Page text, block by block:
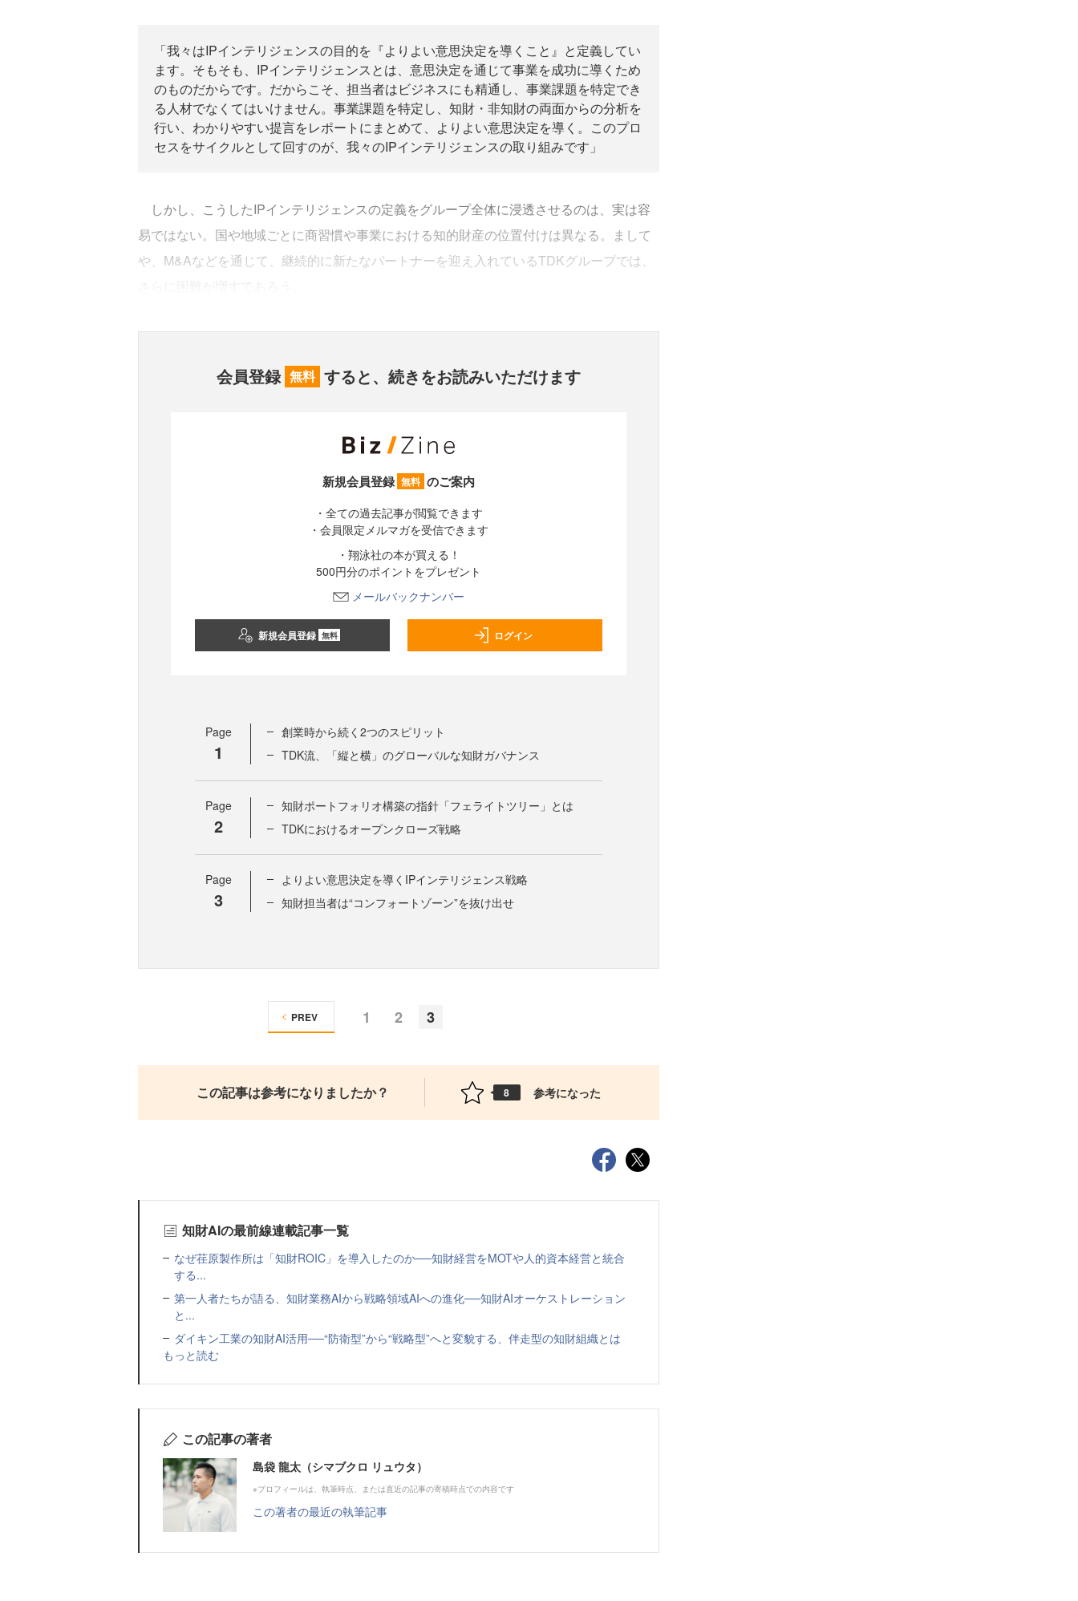
「我々はIPインテリジェンスの目的を『よりよい意思決定を導くこと』と定義してい
ます。そもそも、IPインテリジェンスとは、意思決定を通じて事業を成功に導くため
のものだからです。だからこそ、担当者はビジネスにも精通し、事業課題を特定でき
る人材でなくてはいけません。事業課題を特定し、知財・非知財の両面からの分析を
行い、わかりやすい提言をレポートにまとめて、よりよい意思決定を導く。このプロ
セスをサイクルとして回すのが、我々のIPインテリジェンスの取り組みです」
しかし、こうしたIPインテリジェンスの定義をグループ全体に浸透させるのは、実は容
易ではない。国や地域ごとに商習慣や事業における知的財産の位置付けは異なる。まして
や、M&Aなどを通じて、継続的に新たなパートナーを迎え入れているTDKグループでは、
会員登録 無料 すると、続きをお読みいただけます
新規会員登録 無料 のご案内
・全ての過去記事が閲覧できます
・会員限定メルマガを受信できます
・翔泳社の本が買える！
500円分のポイントをプレゼント
メールバックナンバー
新規会員登録 無料 ログイン
Page
1
創業時から続く2つのスピリット
TDK流、「縦と横」のグローバルな知財ガバナンス
Page
2
知財ポートフォリオ構築の指針「フェライトツリー」とは
TDKにおけるオープンクローズ戦略
Page
3
よりよい意思決定を導くIPインテリジェンス戦略
知財担当者は“コンフォートゾーン”を抜け出せ
1 2 3
PREV
この記事は参考になりましたか？ 8 参考になった
知財AIの最前線連載記事一覧
なぜ荏原製作所は「知財ROIC」を導入したのか──知財経営をMOTや人的資本経営と統合
する...
第一人者たちが語る、知財業務AIから戦略領域AIへの進化──知財AIオーケストレーション
と...
ダイキン工業の知財AI活用──“防衛型”から“戦略型”へと変貌する、伴走型の知財組織とは
もっと読む
この記事の著者
島袋 龍太（シマブクロ リュウタ）
※プロフィールは、執筆時点、または直近の記事の寄稿時点での内容です
この著者の最近の執筆記事